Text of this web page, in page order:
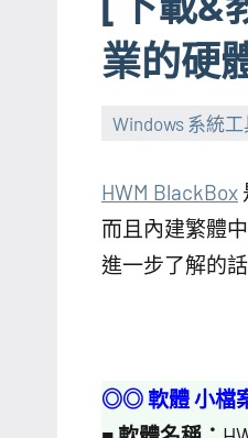
業的硬
Windows 系統
HWM BlackBox
而且內建繁體
進一步了解的
◎◎ 軟體 小